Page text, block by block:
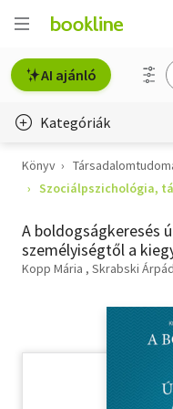
AI ajánló
Kategóriák
Életmód, egészség
Gyermek- és ifjúsági
Könyv
Szociálpszichológia,
A boldogságkeresés
személyiségtől a
Kopp Mária Skrabski Árpád